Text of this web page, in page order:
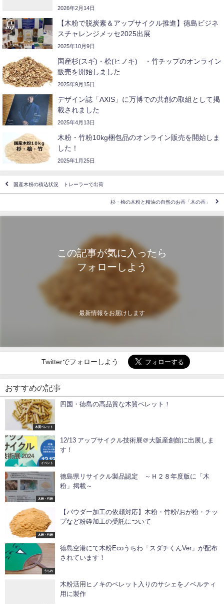
2026年2月14日
【木粉で脱炭素＆アップサイクル推進】徳島ビジネ
スチャレンジメッセ2025出展
2025年10月9日
国産杉(スギ)・桧(ヒノキ) ・竹チップのオンライン
販売を開始しました
2025年9月15日
デザイン誌「AXIS」に万博での共創の取組として掲
載されました
2025年4月13日
木粉・竹粉10kg梱包品のオンライン販売を開始しま
した！
2025年1月25日
国産木粉の積込状況 トレーラーで出荷
杉・桧の木粉と精油の自然のお香「木の香」
この記事が気に入ったら
フォローしよう
最新情報をお届けします
Twitterでフォローしよう
おすすめの記事
木質ペレット
四国・徳島の高品質な木質ペレット！
イベント
12/13 アップサイクル技術展＠大阪産創館に出展しま
す！
木粉・竹粉
徳島県リサイクル製品認定 ～Ｈ２８年度版に「木
粉」掲載～
木粉・竹粉
【パウダー加工の依頼対応】木粉・竹粉/おが粉・チッ
プなど粉砕加工の受託について
うちわ
徳島空港にて木粉Ecoうちわ「スダチくんVer」が配布
されています！
木粉活用ヒノキのペレット入りのサシェをノベルティ
用に製作